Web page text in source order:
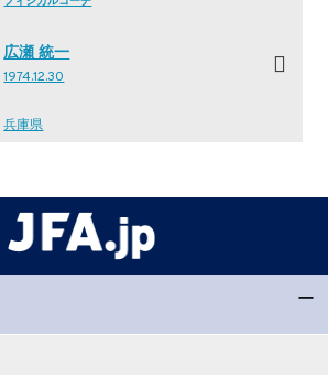
広瀬 統一
1974.12.30
兵庫県